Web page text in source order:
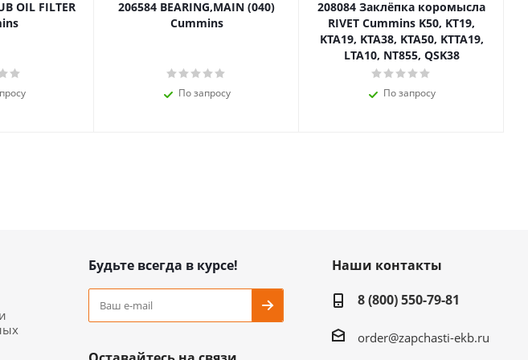
OIL FILTER
206584 BEARING,MAIN (040)
Cummins
По запросу
208084 Заклёпка коромысла
RIVET Cummins K50, KT19,
KTA19, KTA38, KTA50, KTTA19,
LTA10, NT855, QSK38
По запросу
Будьте всегда в курсе!
Наши контакты
8 (800) 550-79-81
order@zapchasti-ekb.ru